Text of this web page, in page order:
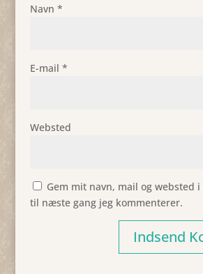
Navn *
E-mail *
Websted
Gem mit navn, mail og websted
til næste gang jeg kommenterer.